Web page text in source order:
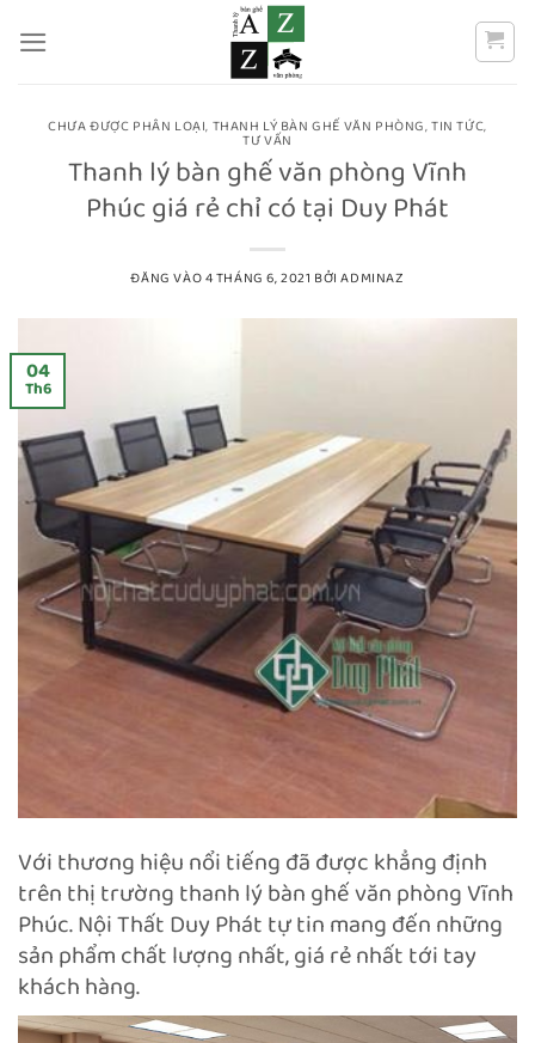
qua
CHƯA ĐƯỢC PHÂN LOẠI, THANH LÝ BÀN GHẾ VĂN PHÒNG,TIN TỨC,
TƯ VẤN
Thanh lý bàn ghế văn phòng Vĩnh
Phúc giá rẻ chỉ có tại Duy Phát
ĐĂNG VÀO4 THÁNG 6, 2021 BỞIADMINAZ
04
Th6
Với thương hiệu nổi tiếng đã được khẳng định
trên thị trường thanh lý bàn ghế văn phòng Vĩnh
Phúc. Nội Thất Duy Phát tự tin mang đến những
sản phẩm chất lượng nhất, giá rẻ nhất tới tay
khách hàng.